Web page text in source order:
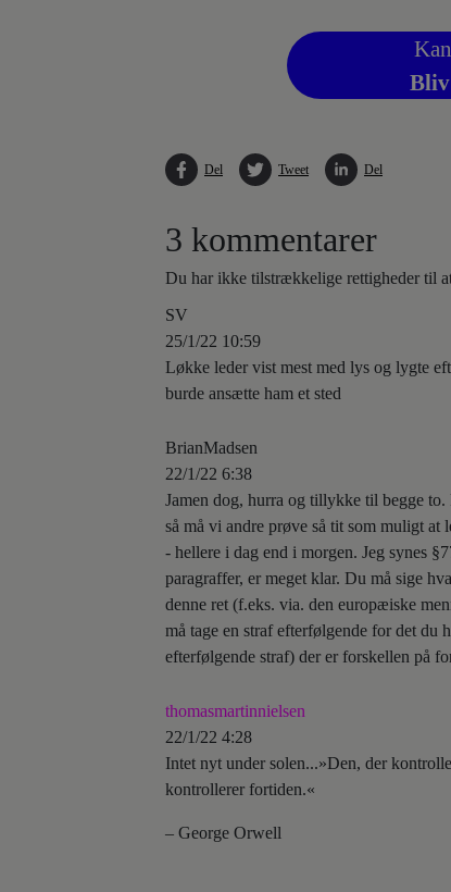
Bliv
Del Tweet Del
3 kommentarer
Du har ikke tilstrækkelige rettigheder til
SV
25/1/22 10:59
Løkke leder vist mest med lys og lygte
burde ansætte ham et sted
BrianMadsen
22/1/22 6:38
Jamen dog, hurra og tillykke til begge
så må vi andre prøve så tit som muligt
- hellere i dag end i morgen. Jeg synes
paragraffer, er meget klar. Du må sige
denne ret (f.eks. via. den europæiske
må tage en straf efterfølgende for det du
efterfølgende straf) der er forskellen på
thomasmartinnielsen
22/1/22 4:28
Intet nyt under solen...»Den, der
kontrollerer fortiden.«
– George Orwell